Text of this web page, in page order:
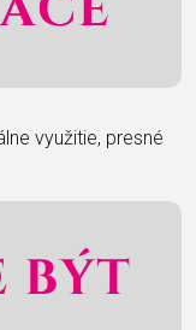
využitie, presné